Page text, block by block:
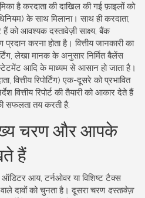
है करदाता की दाखिल की गई फ़ाइलों को
के साथ मिलाना। साथ हीकरदाता,
हैंको आवश्यक दस्तावेज़ी साक्ष्य, बैंक
करना होता है। वित्तीय जानकारी का
,लेखा मानक के अनुसार निर्मित बैलेंस
आदिके माध्यम से आसान हो जाता है।
वित्तीय रिपोर्टिंग) एक-दूसरे को प्रभावित
वित्तीय रिपोर्ट की तैयारी को आकार देते हैं
सफलता तय करती है.
चरण और आपके
हैं
आय, टर्नओवर या विशिष्ट टैक्स
दावों को चुनता है। दूसरा चरण दस्तावेज़